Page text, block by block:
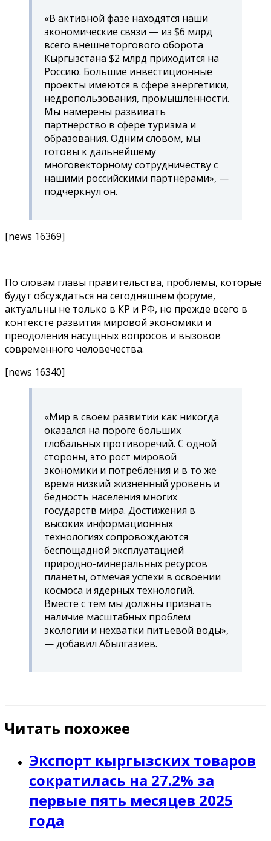
«В активной фазе находятся наши
экономические связи — из $6 млрд
всего внешнеторгового оборота
Кыргызстана $2 млрд приходится на
Россию. Большие инвестиционные
проекты имеются в сфере энергетики,
недропользования, промышленности.
Мы намерены развивать
партнерство в сфере туризма и
образования. Одним словом, мы
готовы к дальнейшему
многовекторному сотрудничеству с
нашими российскими партнерами», —
подчеркнул он.
[news 16369]
По словам главы правительства, проблемы, которые
будут обсуждаться на сегодняшнем форуме,
актуальны не только в КР и РФ, но прежде всего в
контексте развития мировой экономики и
преодоления насущных вопросов и вызовов
современного человечества.
[news 16340]
«Мир в своем развитии как никогда
оказался на пороге больших
глобальных противоречий. С одной
стороны, это рост мировой
экономики и потребления и в то же
время низкий жизненный уровень и
бедность населения многих
государств мира. Достижения в
высоких информационных
технологиях сопровождаются
беспощадной эксплуатацией
природно-минеральных ресурсов
планеты, отмечая успехи в освоении
космоса и ядерных технологий.
Вместе с тем мы должны признать
наличие масштабных проблем
экологии и нехватки питьевой воды»,
— добавил Абылгазиев.
Читать похожее
Экспорт кыргызских товаров
сократилась на 27.2% за
первые пять месяцев 2025
года